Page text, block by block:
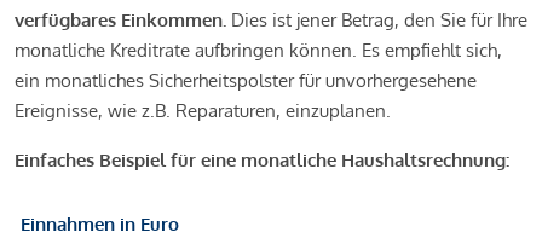
verfügbares Einkommen. Dies ist jener Betrag, den Sie für Ihre
monatliche Kreditrate aufbringen können. Es empfiehlt sich,
ein monatliches Sicherheitspolster für unvorhergesehene
Ereignisse, wie z.B. Reparaturen, einzuplanen.
Einfaches Beispiel für eine monatliche Haushaltsrechnung:
Einnahmen in Euro